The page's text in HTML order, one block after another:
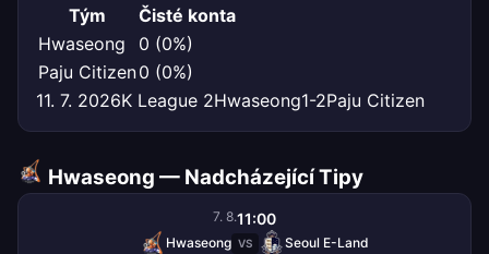
Tým
Čisté konta
Hwaseong
0 (0%)
Paju Citizen0 (0%)
11. 7. 2026K League 2Hwaseong1-2Paju Citizen
Hwaseong — Nadcházející Tipy
7. 8.11:00
Hwaseong VS Seoul E-Land